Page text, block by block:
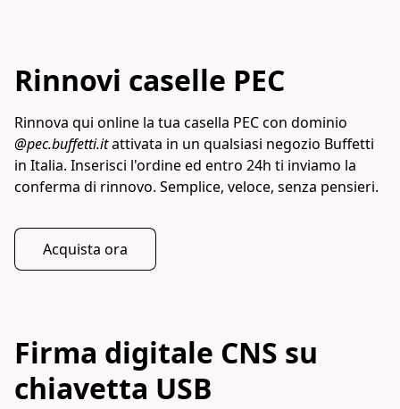
Rinnovi caselle PEC
Rinnova qui online la tua casella PEC con dominio
@pec.buffetti.itattivata in un qualsiasi negozio Buffetti
in Italia. Inserisci l'ordine ed entro 24h ti inviamo la
conferma di rinnovo. Semplice, veloce, senza pensieri.
Acquista ora
Firma digitale CNS su
chiavetta USB